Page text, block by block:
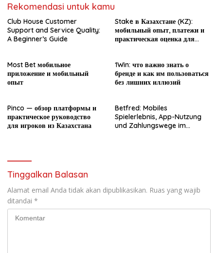
Rekomendasi untuk kamu
Club House Customer
Support and Service Quality:
A Beginner’s Guide
Stake в Казахстане (KZ):
мобильный опыт, платежи и
практическая оценка для
Most Bet мобильное
приложение и мобильный
опыт
1Win: что важно знать о
бренде и как им пользоваться
без лишних иллюзий
Pinco — обзор платформы и
практическое руководство
для игроков из Казахстана
Betfred: Mobiles
Spielerlebnis, App-Nutzung
und Zahlungswege im
Tinggalkan Balasan
Alamat email Anda tidak akan dipublikasikan. Ruas yang wajib
ditandai *